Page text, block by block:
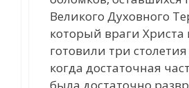
Великого Духовного
который враги Христа
готовили три
когда достаточная